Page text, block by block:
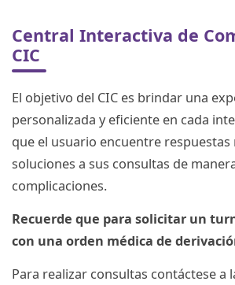
Central Interactiva de
CIC
El objetivo del CIC es brindar una
personalizada y eficiente en cada
que el usuario encuentre respuestas
soluciones a sus consultas de
complicaciones.
Recuerde que para solicitar un
con una orden médica de
Para realizar consultas contáctese a